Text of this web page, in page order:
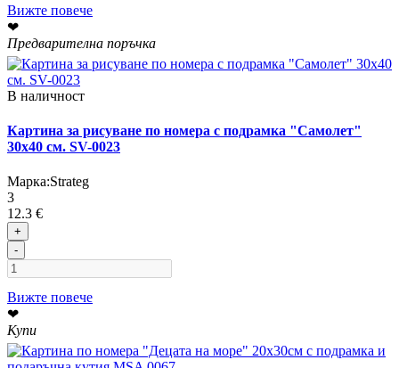
Вижте повече
❤
Предварителна поръчка
В наличност
Картина за рисуване по номера с подрамка "Самолет"
30х40 см. SV-0023
Марка:Strateg
3
12.3 €
+
-
Вижте повече
❤
Купи